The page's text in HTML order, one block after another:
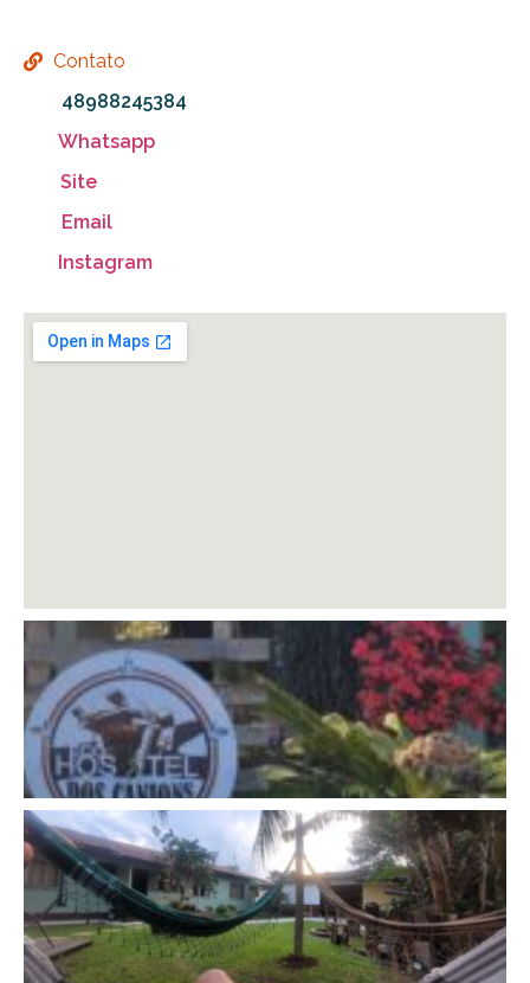
Contato
48988245384
Whatsapp
Site
Email
Instagram